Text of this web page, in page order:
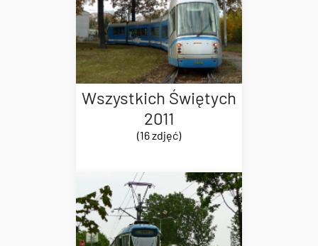
Wszystkich Świętych
2011
(16 zdjęć)